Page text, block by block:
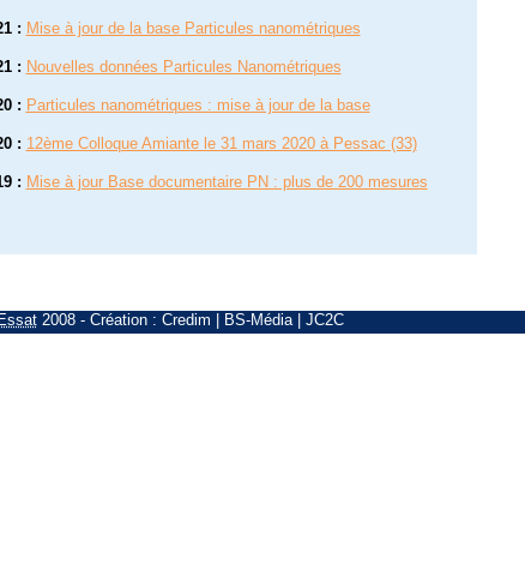
: Mise à jour de la base Particules nanométriques
: Nouvelles données Particules Nanométriques
: Particules nanométriques : mise à jour de la base
: 12ème Colloque Amiante le 31 mars 2020 à Pessac (33)
: Mise à jour Base documentaire PN : plus de 200 mesures
Essat2008 - Création : Credim BS-Média| JC2C